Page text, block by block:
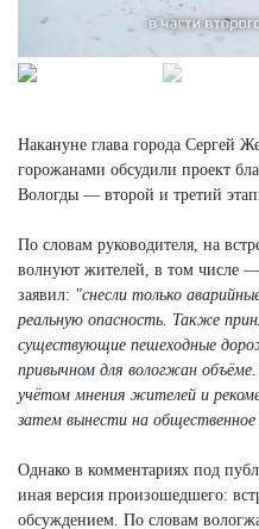
Накануне глава города Сергей
горожанами обсудили проект
Вологды — второй и третий
По словам руководителя, на
волнуют жителей, в том числе
заявил: "снесли только
реальную опасность. Также
существующие пешеходные
привычном для вологжан
учётом мнения жителей и
затем вынести на
Однако в комментариях под
иная версия произошедшего:
обсуждением. По словам